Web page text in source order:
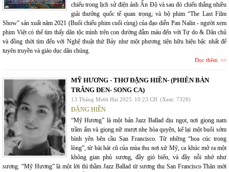
chiếu trong lịch sử điện ảnh Ấn Độ và sau đó chiến thắng nhiều
giải thưởng quốc tế quan trọng; và bộ phim “The Last Film
Show” sản xuất năm 2021 (Buổi chiếu phim cuối cùng) của đạo diễn Pan Nalin - người xem
phim Việt có thể tìm thấy dân tộc mình trên con đường đẫm máu đến với Tự do & Dân chủ
và đồng thời tìm đến với Nghệ thuật thứ Bảy như một phương tiện hữu hiệu bậc nhất để
tuyên truyền và giáo dục dân chúng.
Đọc thêm
MỸ HƯƠNG - THƠ ĐẶNG HIỀN- (PHIÊN BẢN
TRẮNG ĐEN- SONG CA)
13 Tháng Mười Hai 2025 10:23 CH (Xem: 7328)
ĐẶNG HIỀN
“Mỹ Hương” là một bản Jazz Ballad dịu ngọt, nơi giọng nam
trầm ấm và giọng nữ mượt nhẹ hòa quyện, kể lại một buổi sớm
bình yên bên cầu San Francisco. Từ những “hoa cúc trong
lòng”, từ bài hát cũ của mùa thu nơi xứ Mỹ, ca khúc mở ra một
không gian phủ sương, đầy gió biển, và đầy nỗi nhớ như
sương. “Mỹ Hương” là một lời thì thầm Jazz Ballad từ sương thu San Francisco Thân mời